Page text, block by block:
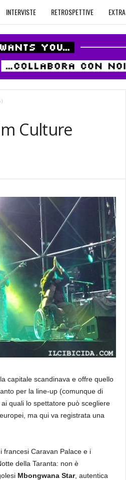
INTERVISTE RETROSPETTIVE EXTRA
Culture
capitale scandinava e offre quello
per la line-up (comunque di
quali lo spettatore può scegliere
ma qui va registrata una
francesi Caravan Palace e i
della Taranta: non è
Mbongwana Star, autentica